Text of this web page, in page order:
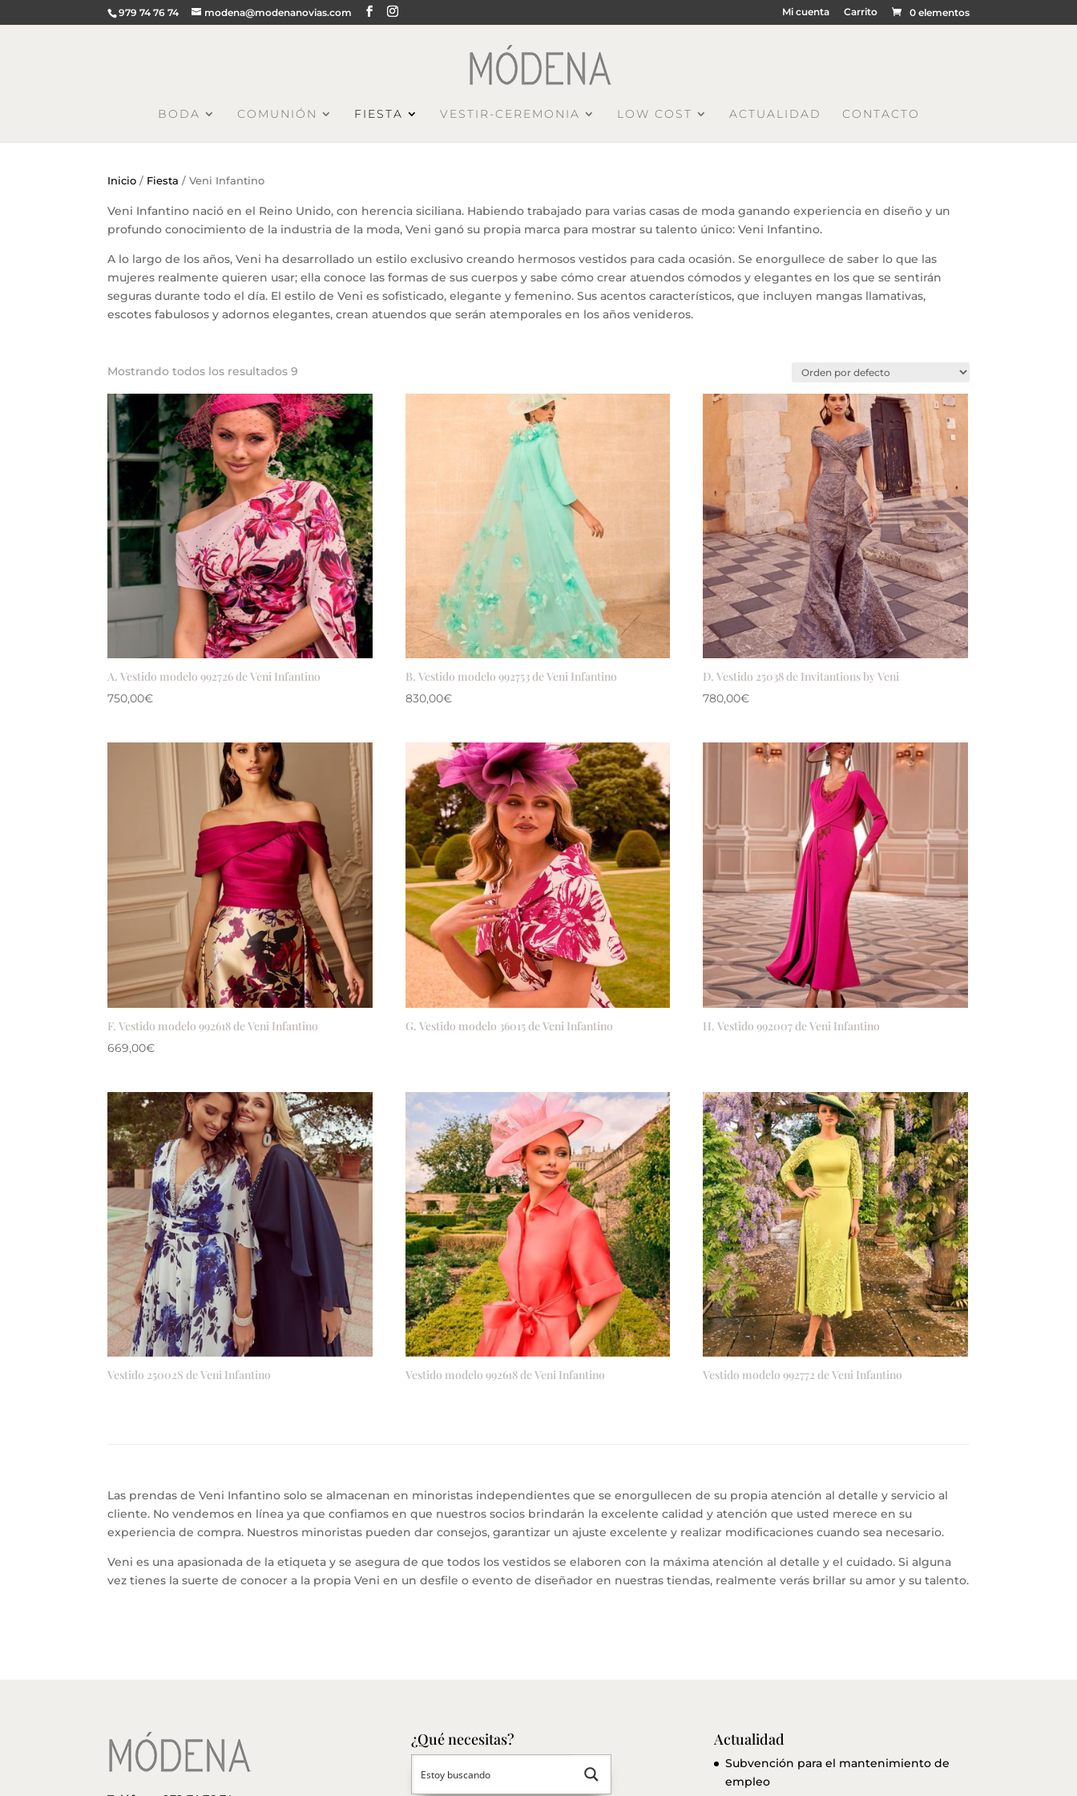
979 74 76 74 modena@modenanovias.com Mi cuenta Carrito 0 elementos
BODA COMUNIÓN FIESTA VESTIR-CEREMONIA LOW COST ACTUALIDAD CONTACTO
Inicio / Fiesta / Veni Infantino
Veni Infantino nació en el Reino Unido, con herencia siciliana. Habiendo trabajado para varias casas de moda ganando experiencia en diseño y un
profundo conocimiento de la industria de la moda, Veni ganó su propia marca para mostrar su talento único: Veni Infantino.
A lo largo de los años, Veni ha desarrollado un estilo exclusivo creando hermosos vestidos para cada ocasión. Se enorgullece de saber lo que las
mujeres realmente quieren usar; ella conoce las formas de sus cuerpos y sabe cómo crear atuendos cómodos y elegantes en los que se sentirán
seguras durante todo el día. El estilo de Veni es sofisticado, elegante y femenino. Sus acentos característicos, que incluyen mangas llamativas,
escotes fabulosos y adornos elegantes, crean atuendos que serán atemporales en los años venideros.
Mostrando todos los resultados 9
A. Vestido modelo 992726 de Veni Infantino
750,00€
B. Vestido modelo 992753 de Veni Infantino
830,00€
D. Vestido 25038 de Invitantions by Veni
780,00€
F. Vestido modelo 992618 de Veni Infantino
669,00€
G. Vestido modelo 36015 de Veni Infantino H. Vestido 992007 de Veni Infantino
Vestido 25002S de Veni Infantino Vestido modelo 992618 de Veni Infantino Vestido modelo 992772 de Veni Infantino
Las prendas de Veni Infantino solo se almacenan en minoristas independientes que se enorgullecen de su propia atención al detalle y servicio al
cliente. No vendemos en línea ya que confiamos en que nuestros socios brindarán la excelente calidad y atención que usted merece en su
experiencia de compra. Nuestros minoristas pueden dar consejos, garantizar un ajuste excelente y realizar modificaciones cuando sea necesario.
Veni es una apasionada de la etiqueta y se asegura de que todos los vestidos se elaboren con la máxima atención al detalle y el cuidado. Si alguna
vez tienes la suerte de conocer a la propia Veni en un desfile o evento de diseñador en nuestras tiendas, realmente verás brillar su amor y su talento.
¿Qué necesitas? Actualidad
Subvención para el mantenimiento de
empleo